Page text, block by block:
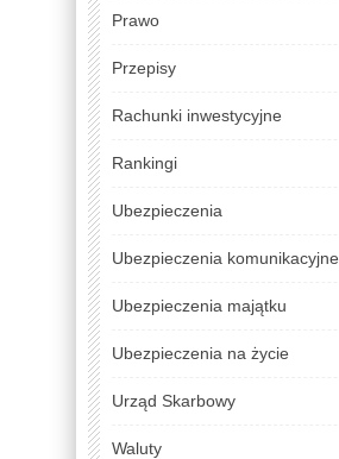
Prawo
Przepisy
Rachunki inwestycyjne
Rankingi
Ubezpieczenia
Ubezpieczenia komunikacyjne
Ubezpieczenia majątku
Ubezpieczenia na życie
Urząd Skarbowy
Waluty